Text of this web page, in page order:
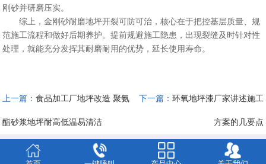
刚砂并研磨压实。
综上，金刚砂耐磨地坪开裂可防可治，核心在于把控基层质量、规
范施工流程和做好后期养护。提前规避施工隐患，出现裂缝及时针对性
处理，就能充分发挥其耐磨耐用的优势，延长使用寿命。
上一篇：食品加工厂地坪改造 聚氨
酯砂浆地坪耐高低温易清洁
下一篇： 环氧地坪漆厂家讲述施工
方案的几要点